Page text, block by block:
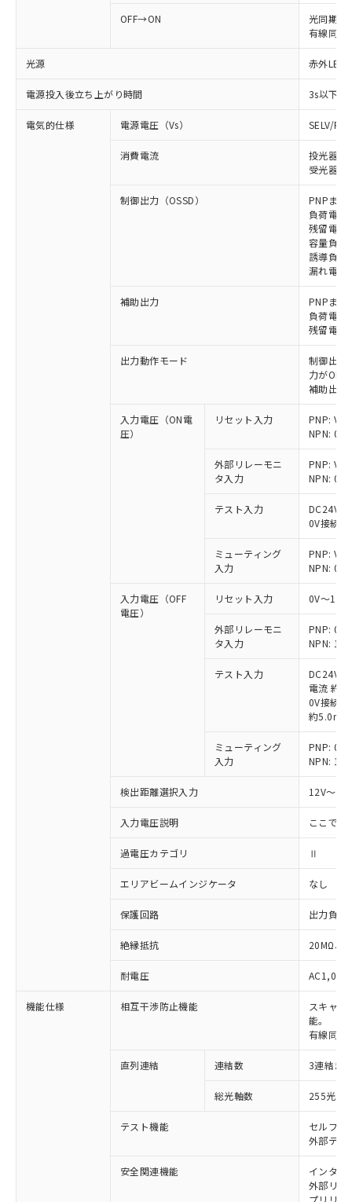
OFF→ON
光同期:
有線同期
光源 赤外LED
電源投入後立ち上がり時間 3s以下
電気的仕様 電源電圧（Vs） SELV/
消費電流
投光器:
受光器:
制御出力（OSSD）
PNPまた
負荷電流
残留電圧
容量負荷
誘導負荷
漏れ電流
補助出力
PNPまた
負荷電流
残留電圧
出力動作モード
制御出力
力がON)
補助出力
入力電圧（ON電
圧）
リセット入力
PNP: Vs-
NPN: 0
外部リレーモニ
タ入力
PNP: Vs-
NPN: 0
テスト入力
DC24V
0V接続
ミューティング
入力
PNP: Vs-
NPN: 0
入力電圧（OFF
電圧）
リセット入力 0V～1/
外部リレーモニ
タ入力
PNP: 0V
NPN: 1/
テスト入力
DC24V
電流 約
0V接続
約5.0mA
ミューティング
入力
PNP: 0V
NPN: 1/
検出距離選択入力 12V～Vs
入力電圧説明 ここでの
過電圧カテゴリ Ⅱ
エリアビームインジケータ なし
保護回路 出力負荷
絶縁抵抗 20MΩ以
耐電圧
機能仕様 相互干渉防止機能
スキャ
能。
有線同期
直列連結 連結数 3連結ま
総光軸数 255光軸
テスト機能
セルフテ
外部テス
安全関連機能
インター
外部リレ
プリリセ
ご利用条件
※1 対応状況
対応済み：EU RoHS指令（10物質）の
非含有に対応した製品が提供可能な商品で
有に対応した製品に切り替える予定のある